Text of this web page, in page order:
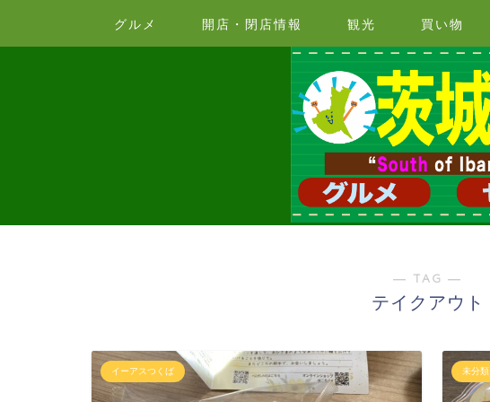
グルメ 開店・閉店情報 観光 買い物
― TAG ―
テイクアウト
イーアスつくば 未分類